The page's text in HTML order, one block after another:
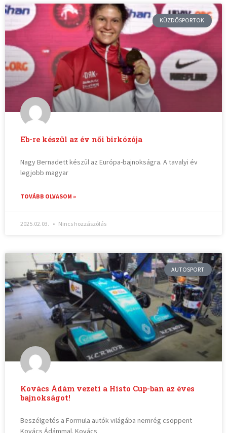
KÜZDŐSPORTOK
Eb-re készül az év női birkózója
Nagy Bernadett készül az Európa-bajnokságra. A tavalyi év
legjobb magyar
TOVÁBB OLVASOM »
2025.02.03. Nincs hozzászólás
AUTOSPORT
Kovács Ádám vezeti a Histo Cup-ban az éves
bajnokságot!
Beszélgetés a Formula autók világába nemrég csöppent
Kovács Ádámmal. Kovács